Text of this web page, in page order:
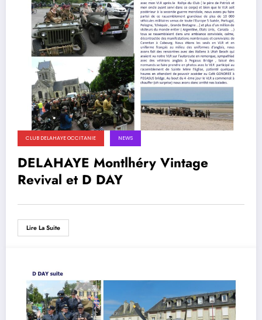
CLUB DELAHAYE OCCITANIE NEWS
DELAHAYE Montlhéry Vintage
Revival et D DAY
Lire La Suite